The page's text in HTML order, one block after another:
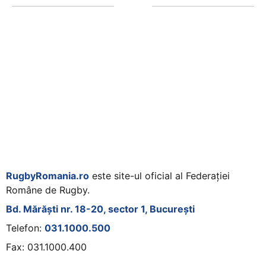
RugbyRomania.ro este site-ul oficial al Federației
Române de Rugby.
Bd. Mărăști nr. 18-20, sector 1, București
Telefon: 031.1000.500
Fax: 031.1000.400